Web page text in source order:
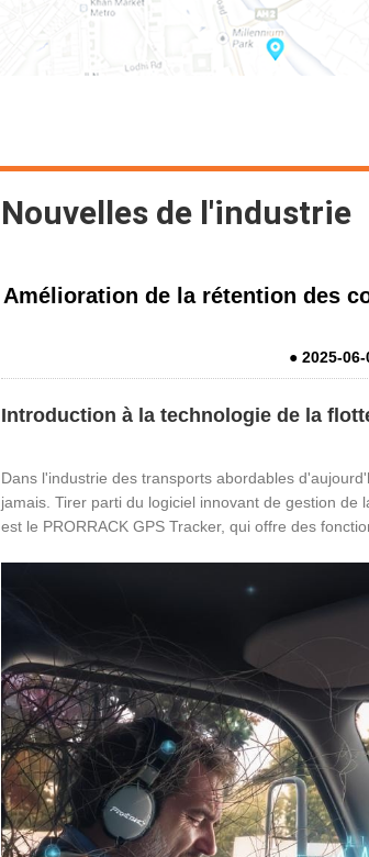
Nouvelles de l'industrie
Amélioration de la rétention des
● 2025-06-
Introduction à la technologie de la
Dans l'industrie des transports abordables
jamais. Tirer parti du logiciel innovant de gestion
est le PRORRACK GPS Tracker, qui offre des